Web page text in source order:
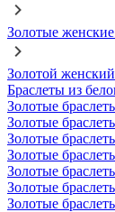
Золотые
Золотой
Браслеты из
Золотые
Золотые
Золотые
Золотые
Золотые
Золотые
Золотые